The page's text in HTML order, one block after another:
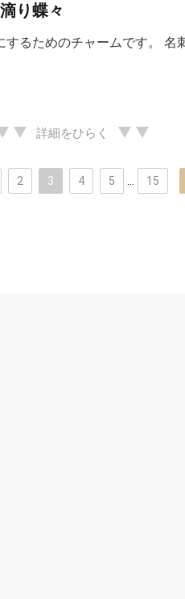
り蝶々
するためのチャームです。 名
詳細をひらく
2 3 4 5 15